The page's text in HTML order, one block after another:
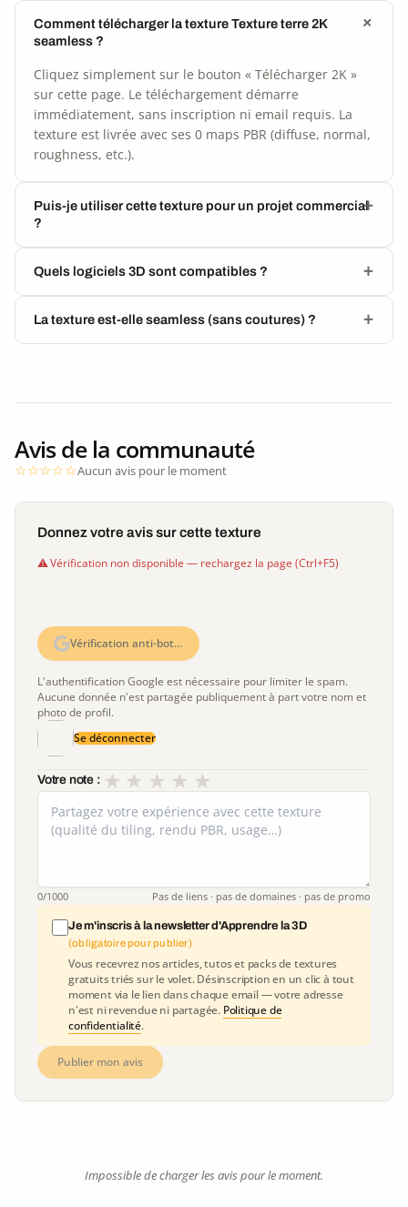
Comment télécharger la texture Texture terre 2K
seamless ?
Cliquez simplement sur le bouton « Télécharger 2K »
sur cette page. Le téléchargement démarre
immédiatement, sans inscription ni email requis. La
texture est livrée avec ses 0 maps PBR (diffuse, normal,
roughness, etc.).
Puis-je utiliser cette texture pour un projet commercial
?
Quels logiciels 3D sont compatibles ?
La texture est-elle seamless (sans coutures) ?
Avis de la communauté
Aucun avis pour le moment
Donnez votre avis sur cette texture
Vérification non disponible — rechargez la page (Ctrl+F5)
Vérification anti-bot…
L'authentification Google est nécessaire pour limiter le spam.
Aucune donnée n'est partagée publiquement à part votre nom et
photo de profil.
Se déconnecter
Votre note : ★
★
★
★
★
0/1000 Pas de liens · pas de domaines · pas de promo
Je m'inscris à la newsletter d'Apprendre la 3D
(obligatoire pour publier)
Vous recevrez nos articles, tutos et packs de textures
gratuits triés sur le volet. Désinscription en un clic à tout
moment via le lien dans chaque email — votre adresse
n'est ni revendue ni partagée. Politique de
confidentialité.
Publier mon avis
Impossible de charger les avis pour le moment.